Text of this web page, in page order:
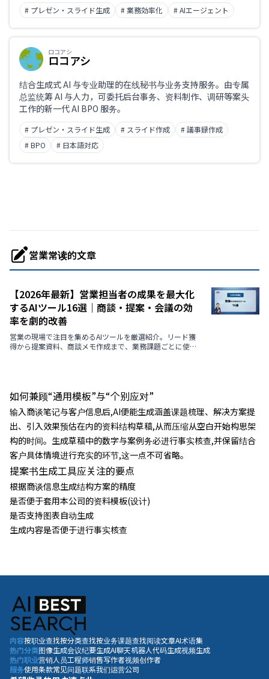
# プレゼン・スライド生成 # 業務効率化 # AIエージェント
ロコアシ
ロコアシ
结合生成式 AI 与专业助理的在线秘书与业务支持服务。由专属
总监统筹 AI 与人力，可委托后台事务、资料制作、调研等案头
工作的新一代 AI BPO 服务。
# プレゼン・スライド生成 # スライド作成
# 議事録作成
# BPO
# 日本語対応
営業常读的文章
【2026年最新】営業担当者の成果を最大化
するAIツール16選｜商談・提案・会議の効
率を劇的改善
営業の現場で注目を集めるAIツールを厳選紹介。リード獲
得から提案資料、商談メモ作成まで、業務課題ごとに使え
如何兼顾“通用模板”与“个别应对”
输入商谈笔记与客户信息后,AI便能生成涵盖课题梳理、解决方案提
出、引入效果预估在内的资料结构草稿,从而压缩从空白开始构思架
构的时间。生成草稿中的数字与案例务必进行事实核查,并保留结合
客户具体情境进行充实的环节,这一点不可省略。
提案书生成工具应关注的要点
根据商谈信息生成结构方案的精度
是否便于套用本公司的资料模板(设计)
是否支持图表自动生成
生成内容是否便于进行事实核查
内容按职业查找按分类查找按业务课题查找阅读文章AI术语集
热门分类图像生成会议纪要生成AI聊天机器人代码生成视频生成
热门职业营销人员工程师销售写作者视频创作者
服务使用条款常见问题联系我们运营公司